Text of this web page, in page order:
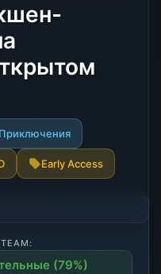
Приключения
Early Access
(79%)